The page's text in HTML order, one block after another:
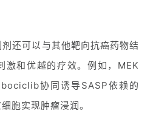
还可以与其他靶向抗癌药物结
激和优越的疗效。例如，MEK
协同诱导SASP依赖的
胞实现肿瘤浸润。